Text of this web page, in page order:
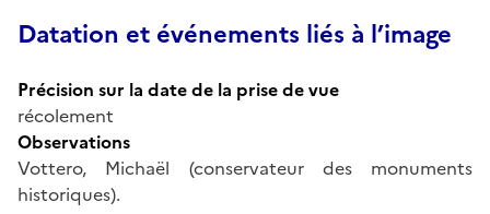
Datation et événements liés à l’image
Précision sur la date de la prise de vue
récolement
Observations
Vottero, Michaël (conservateur des monuments
historiques).